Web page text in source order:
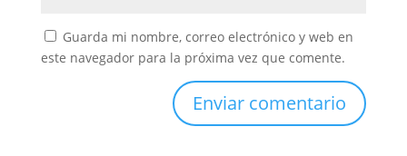
Guarda mi nombre, correo electrónico y web en
este navegador para la próxima vez que comente.